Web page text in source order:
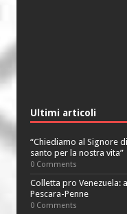
Ultimi articoli
“Chiediamo al Signore
santo per la nostra vita”
0 Comments
Colletta pro Venezuela:
Pescara-Penne
0 Comments